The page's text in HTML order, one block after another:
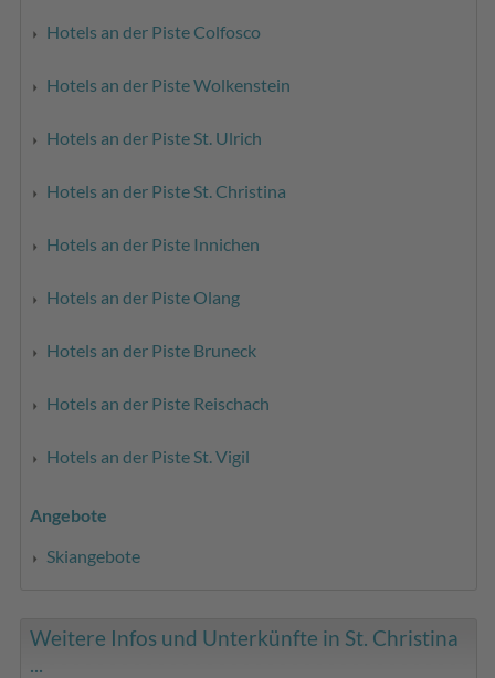
Hotels an der Piste Colfosco
Hotels an der Piste Wolkenstein
Hotels an der Piste St. Ulrich
Hotels an der Piste St. Christina
Hotels an der Piste Innichen
Hotels an der Piste Olang
Hotels an der Piste Bruneck
Hotels an der Piste Reischach
Hotels an der Piste St. Vigil
Angebote
Skiangebote
Weitere Infos und Unterkünfte in St. Christina
...